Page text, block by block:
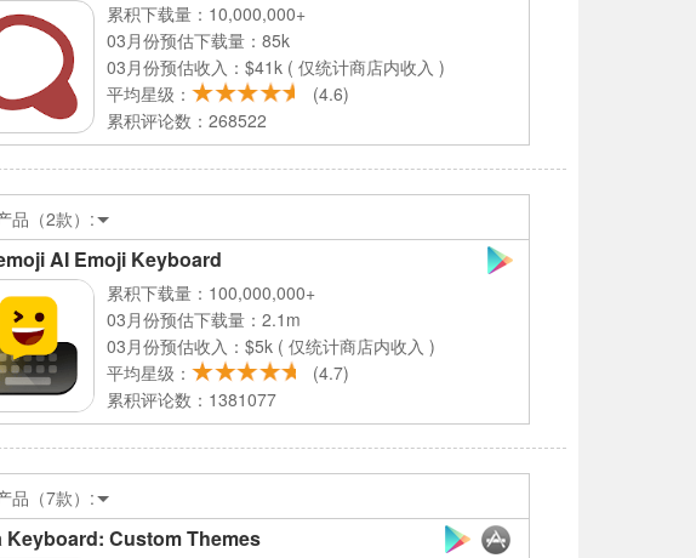
累积下载量：10,000,000+
03月份预估下载量：85k
03月份预估收入：$41k ( 仅统计商店内收入 )
平均星级：
(4.6)
累积评论数：268522
品（2款）:
AI Emoji Keyboard
累积下载量：100,000,000+
03月份预估下载量：2.1m
03月份预估收入：$5k ( 仅统计商店内收入 )
平均星级：
(4.7)
累积评论数：1381077
品（7款）:
Keyboard: Custom Themes